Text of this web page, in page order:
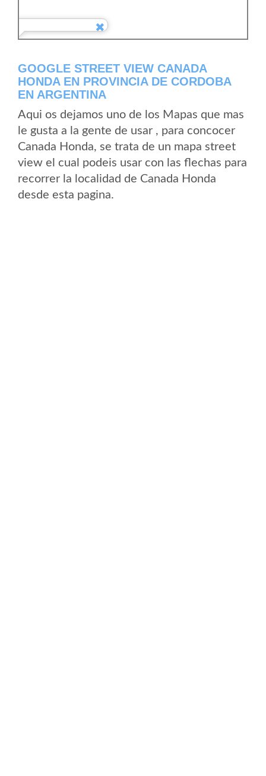
GOOGLE STREET VIEW CANADA
HONDA EN PROVINCIA DE CORDOBA
EN ARGENTINA
Aqui os dejamos uno de los Mapas que mas
le gusta a la gente de usar , para concocer
Canada Honda, se trata de un mapa street
view el cual podeis usar con las flechas para
recorrer la localidad de Canada Honda
desde esta pagina.